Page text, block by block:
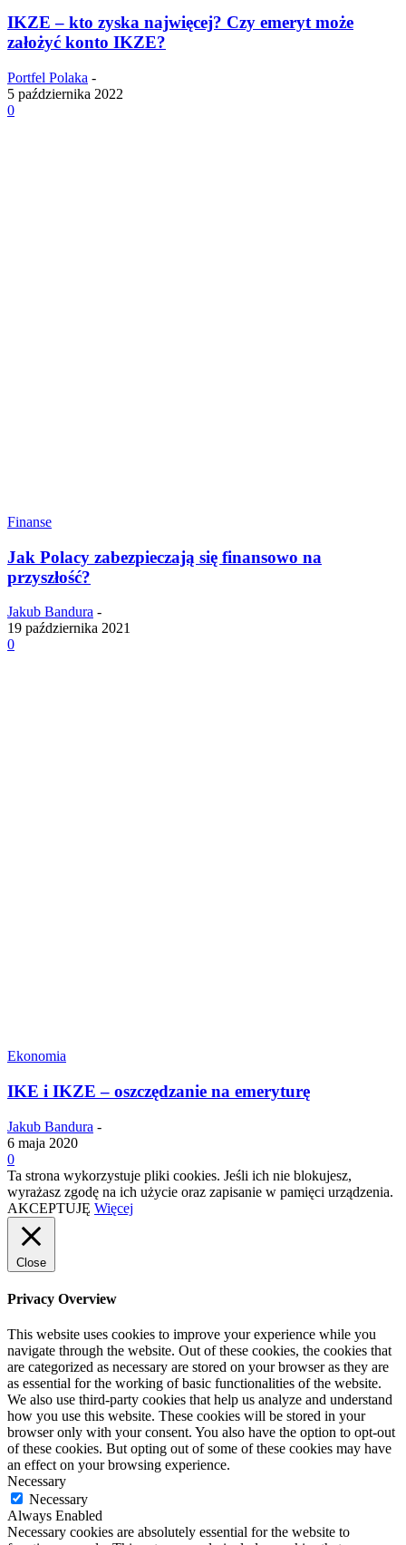
IKZE – kto zyska najwięcej? Czy emeryt może
założyć konto IKZE?
Portfel Polaka -
5 października 2022
0
Finanse
Jak Polacy zabezpieczają się finansowo na
przyszłość?
Jakub Bandura -
19 października 2021
0
Ekonomia
IKE i IKZE – oszczędzanie na emeryturę
Jakub Bandura -
6 maja 2020
0
Ta strona wykorzystuje pliki cookies. Jeśli ich nie blokujesz,
wyrażasz zgodę na ich użycie oraz zapisanie w pamięci urządzenia.
AKCEPTUJĘ Więcej
Close
Privacy Overview
This website uses cookies to improve your experience while you
navigate through the website. Out of these cookies, the cookies that
are categorized as necessary are stored on your browser as they are
as essential for the working of basic functionalities of the website.
We also use third-party cookies that help us analyze and understand
how you use this website. These cookies will be stored in your
browser only with your consent. You also have the option to opt-out
of these cookies. But opting out of some of these cookies may have
an effect on your browsing experience.
Necessary
Necessary
Always Enabled
Necessary cookies are absolutely essential for the website to